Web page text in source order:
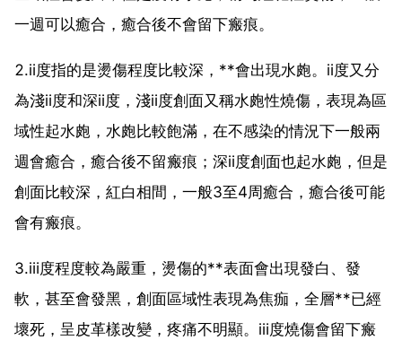
一週可以癒合，癒合後不會留下瘢痕。
2.ⅱ度指的是燙傷程度比較深，**會出現水皰。ⅱ度又分
為淺ⅱ度和深ⅱ度，淺ⅱ度創面又稱水皰性燒傷，表現為區
域性起水皰，水皰比較飽滿，在不感染的情況下一般兩
週會癒合，癒合後不留瘢痕；深ⅱ度創面也起水皰，但是
創面比較深，紅白相間，一般3至4周癒合，癒合後可能
會有瘢痕。
3.ⅲ度程度較為嚴重，燙傷的**表面會出現發白、發
軟，甚至會發黑，創面區域性表現為焦痂，全層**已經
壞死，呈皮革樣改變，疼痛不明顯。ⅲ度燒傷會留下瘢